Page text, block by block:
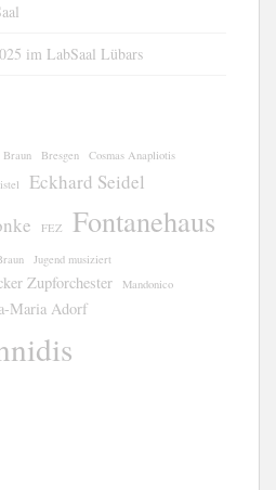
im LabSaal Lübars
Braun Bresgen Cosmas Anapliotis
Eckhard Seidel
FEZ Fontanehaus
Jugend musiziert
Zupforchester
Mandonico
Maria Adorf